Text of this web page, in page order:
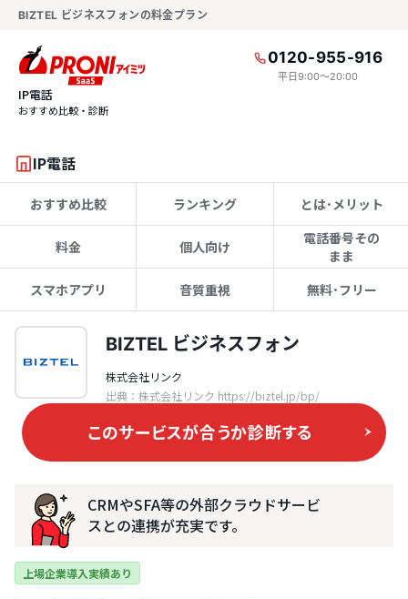
BIZTEL ビジネスフォンの料金プラン
0120-955-916
平日9:00〜20:00
IP電話
おすすめ比較・診断
IP電話
おすすめ比較 ランキング とは･メリット
料金 個人向け
電話番号その
まま
スマホアプリ
音質重視 無料･フリー
BIZTEL ビジネスフォン
株式会社リンク
出典：株式会社リンク https://biztel.jp/bp/
このサービスが合うか診断する
CRMやSFA等の外部クラウドサービ
スとの連携が充実です。
上場企業導入実績あり